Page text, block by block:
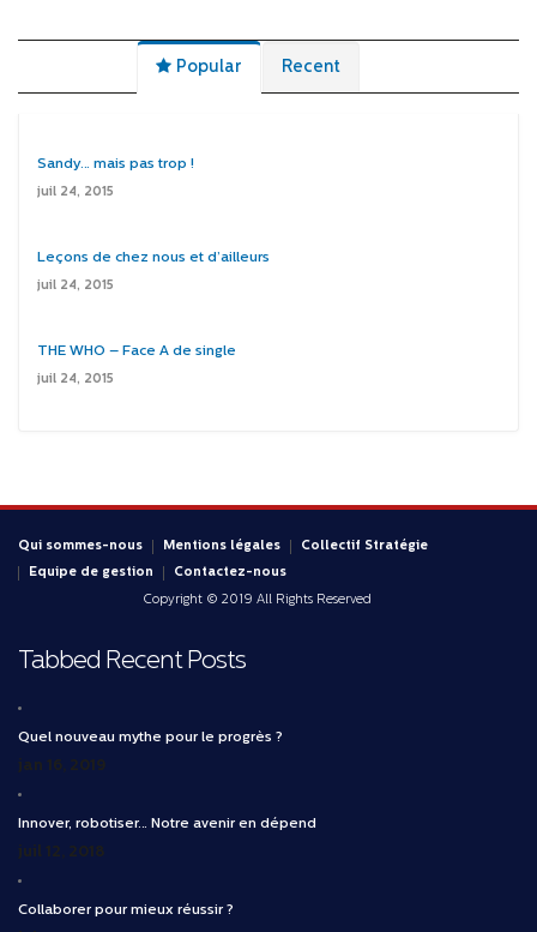
Popular Recent
Sandy… mais pas trop !
juil 24, 2015
Leçons de chez nous et d’ailleurs
juil 24, 2015
THE WHO – Face A de single
juil 24, 2015
Qui sommes-nous Mentions légales
Collectif Stratégie
Equipe de gestion
Contactez-nous
Copyright © 2019 All Rights Reserved
Tabbed Recent Posts
Quel nouveau mythe pour le progrès ?
jan 16, 2019
Innover, robotiser… Notre avenir en dépend
juil 12, 2018
Collaborer pour mieux réussir ?